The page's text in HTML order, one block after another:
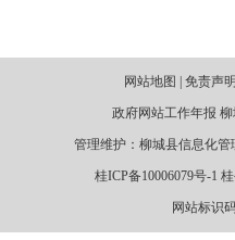
网站地图 | 免责声
政府网站工作年报
管理维护：柳城县信息化管
桂ICP备10006079号-1
网站标识